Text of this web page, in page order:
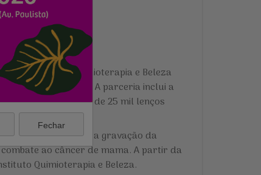
ao Instituto Quimioterapia e Beleza
do Outubro Rosa. A parceria inclui a
2014 já doou mais de 25 mil lenços
podem levar a gravação da
ao câncer de mama. A partir da
Quimioterapia e Beleza.
Fechar